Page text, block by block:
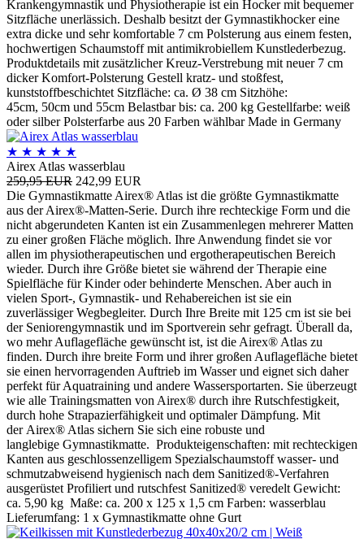
Krankengymnastik und Physiotherapie ist ein Hocker mit bequemer
Sitzfläche unerlässich. Deshalb besitzt der Gymnastikhocker eine
extra dicke und sehr komfortable 7 cm Polsterung aus einem festen,
hochwertigen Schaumstoff mit antimikrobiellem Kunstlederbezug.
Produktdetails mit zusätzlicher Kreuz-Verstrebung mit neuer 7 cm
dicker Komfort-Polsterung Gestell kratz- und stoßfest,
kunststoffbeschichtet Sitzfläche: ca. Ø 38 cm Sitzhöhe:
45cm, 50cm und 55cm Belastbar bis: ca. 200 kg Gestellfarbe: weiß
oder silber Polsterfarbe aus 20 Farben wählbar Made in Germany
★ ★ ★ ★ ★
Airex Atlas wasserblau
259,95 EUR 242,99 EUR
Die Gymnastikmatte Airex® Atlas ist die größte Gymnastikmatte
aus der Airex®-Matten-Serie. Durch ihre rechteckige Form und die
nicht abgerundeten Kanten ist ein Zusammenlegen mehrerer Matten
zu einer großen Fläche möglich. Ihre Anwendung findet sie vor
allen im physiotherapeutischen und ergotherapeutischen Bereich
wieder. Durch ihre Größe bietet sie während der Therapie eine
Spielfläche für Kinder oder behinderte Menschen. Aber auch in
vielen Sport-, Gymnastik- und Rehabereichen ist sie ein
zuverlässiger Wegbegleiter. Durch Ihre Breite mit 125 cm ist sie bei
der Seniorengymnastik und im Sportverein sehr gefragt. Überall da,
wo mehr Auflagefläche gewünscht ist, ist die Airex® Atlas zu
finden. Durch ihre breite Form und ihrer großen Auflagefläche bietet
sie einen hervorragenden Auftrieb im Wasser und eignet sich daher
perfekt für Aquatraining und andere Wassersportarten. Sie überzeugt
wie alle Trainingsmatten von Airex® durch ihre Rutschfestigkeit,
durch hohe Strapazierfähigkeit und optimaler Dämpfung. Mit
der Airex® Atlas sichern Sie sich eine robuste und
langlebige Gymnastikmatte. Produkteigenschaften: mit rechteckigen
Kanten aus geschlossenzelligem Spezialschaumstoff wasser- und
schmutzabweisend hygienisch nach dem Sanitized®-Verfahren
ausgerüstet Profiliert und rutschfest Sanitized® veredelt Gewicht:
ca. 5,90 kg Maße: ca. 200 x 125 x 1,5 cm Farben: wasserblau
Lieferumfang: 1 x Gymnastikmatte ohne Gurt